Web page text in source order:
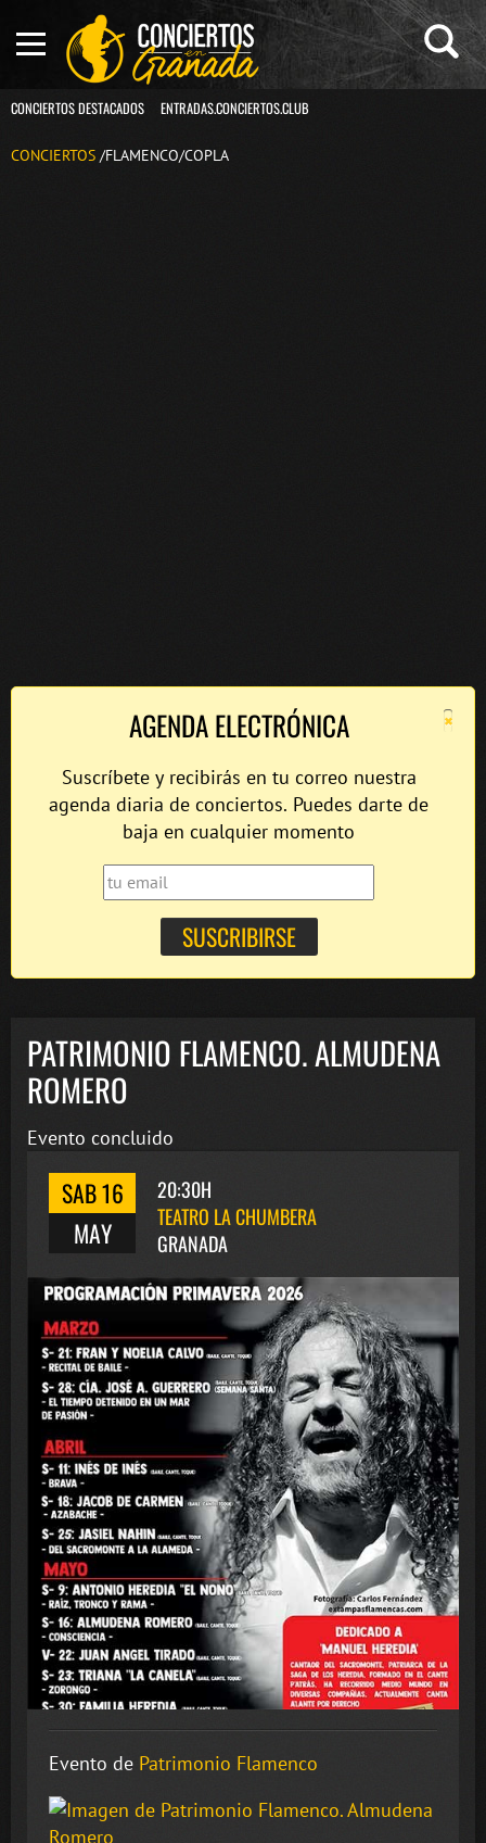
CONCIERTOS DESTACADOS ENTRADAS.CONCIERTOS.CLUB
CONCIERTOS /FLAMENCO/COPLA
×
AGENDA ELECTRÓNICA
Suscríbete y recibirás en tu correo nuestra
agenda diaria de conciertos. Puedes darte de
baja en cualquier momento
PATRIMONIO FLAMENCO. ALMUDENA
ROMERO
Evento concluido
SAB 16
MAY
20:30H
TEATRO LA CHUMBERA
GRANADA
Evento de Patrimonio Flamenco